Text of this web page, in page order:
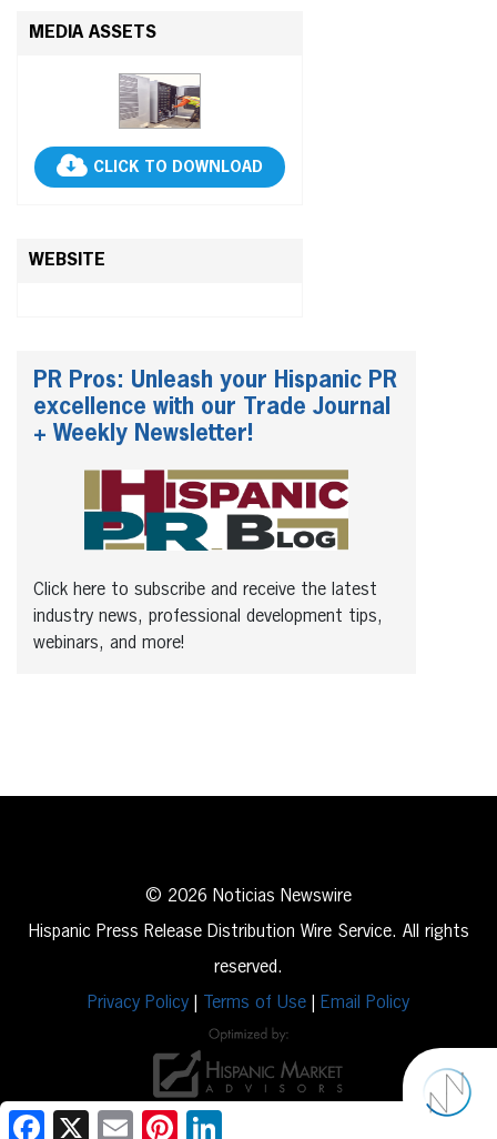
MEDIA ASSETS
CLICK TO DOWNLOAD
WEBSITE
PR Pros: Unleash your Hispanic PR
excellence with our Trade Journal
+ Weekly Newsletter!
Click here to subscribe and receive the latest
industry news, professional development tips,
webinars, and more!
© 2026 Noticias Newswire
Hispanic Press Release Distribution Wire Service. All rights
reserved.
Privacy Policy
Terms of Use Email Policy
Facebook
X Email Pinterest